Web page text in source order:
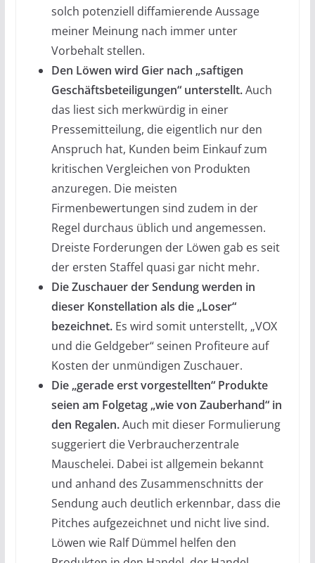
solch potenziell diffamierende Aussage
meiner Meinung nach immer unter
Vorbehalt stellen.
Den Löwen wird Gier nach „saftigen
Geschäftsbeteiligungen“ unterstellt.Auch
das liest sich merkwürdig in einer
Pressemitteilung, die eigentlich nur den
Anspruch hat, Kunden beim Einkauf zum
kritischen Vergleichen von Produkten
anzuregen. Die meisten
Firmenbewertungen sind zudem in der
Regel durchaus üblich und angemessen.
Dreiste Forderungen der Löwen gab es seit
der ersten Staffel quasi gar nicht mehr.
Die Zuschauer der Sendung werden in
dieser Konstellation als die „Loser“
bezeichnet.Es wird somit unterstellt, „VOX
und die Geldgeber“ seinen Profiteure auf
Kosten der unmündigen Zuschauer.
Die „gerade erst vorgestellten“ Produkte
seien am Folgetag „wie von Zauberhand“ in
den Regalen.Auch mit dieser Formulierung
suggeriert die Verbraucherzentrale
Mauschelei. Dabei ist allgemein bekannt
und anhand des Zusammenschnitts der
Sendung auch deutlich erkennbar, dass die
Pitches aufgezeichnet und nicht live sind.
Löwen wie Ralf Dümmel helfen den